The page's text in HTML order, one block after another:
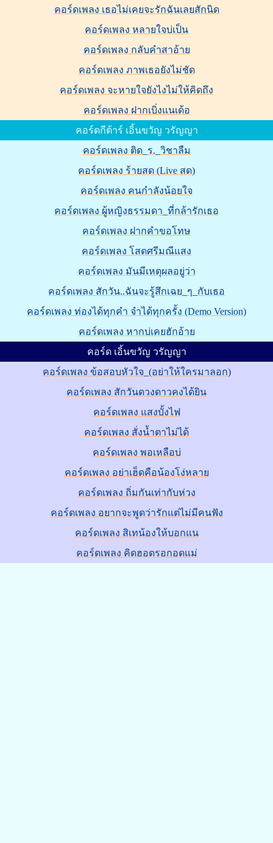
คอร์ดเพลง เธอไม่เคยจะรักฉันเลยสักนิด
คอร์ดเพลง หลายใจบ่เป็น
คอร์ดเพลง กลับคำสาอ้าย
คอร์ดเพลง ภาพเธอยังไม่ชัด
คอร์ดเพลง จะหายใจยังไงไม่ให้คิดถึง
คอร์ดเพลง ฝากเบิ่งแนเด้อ
คอร์ดกีต้าร์ เอิ้นขวัญ วรัญญา
คอร์ดเพลง ติด_ร._วิชาลืม
คอร์ดเพลง ร้ายสด (Live สด)
คอร์ดเพลง คนกำลังน้อยใจ
คอร์ดเพลง ผู้หญิงธรรมดา_ที่กล้ารักเธอ
คอร์ดเพลง ฝากคำขอโทษ
คอร์ดเพลง โสดศรีมณีแสง
คอร์ดเพลง มันมีเหตุผลอยู่ว่า
คอร์ดเพลง สักวัน..ฉันจะรู้สึกเฉย_ๆ_กับเธอ
คอร์ดเพลง ท่องได้ทุกคำ จำได้ทุกครั้ง (Demo Version)
คอร์ดเพลง หากบ่เคยฮักอ้าย
คอร์ด เอิ้นขวัญ วรัญญา
คอร์ดเพลง ข้อสอบหัวใจ_(อย่าให้ใครมาลอก)
คอร์ดเพลง สักวันดวงดาวคงได้ยิน
คอร์ดเพลง แสงบั้งไฟ
คอร์ดเพลง สั่งน้ำตาไม่ได้
คอร์ดเพลง พอเหลือบ่
คอร์ดเพลง อย่าเฮ็ดคือน้องโง่หลาย
คอร์ดเพลง ถิ่มกันเท่ากับห่วง
คอร์ดเพลง อยากจะพูดว่ารักแต่ไม่มีคนฟัง
คอร์ดเพลง สิเทน้องให้บอกแน
คอร์ดเพลง คิดฮอดรอกอดแม่